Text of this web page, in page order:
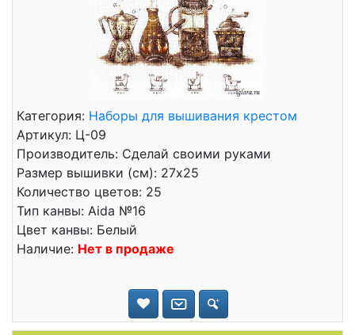
Категория: Наборы для вышивания крестом
Артикул: Ц-09
Производитель: Сделай своими руками
Размер вышивки (см): 27x25
Количество цветов: 25
Тип канвы: Aida №16
Цвет канвы: Белый
Наличие: Нет в продаже